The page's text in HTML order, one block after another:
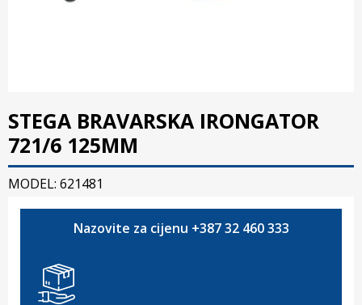
STEGA BRAVARSKA IRONGATOR
721/6 125MM
MODEL: 621481
Nazovite za cijenu +387 32 460 333